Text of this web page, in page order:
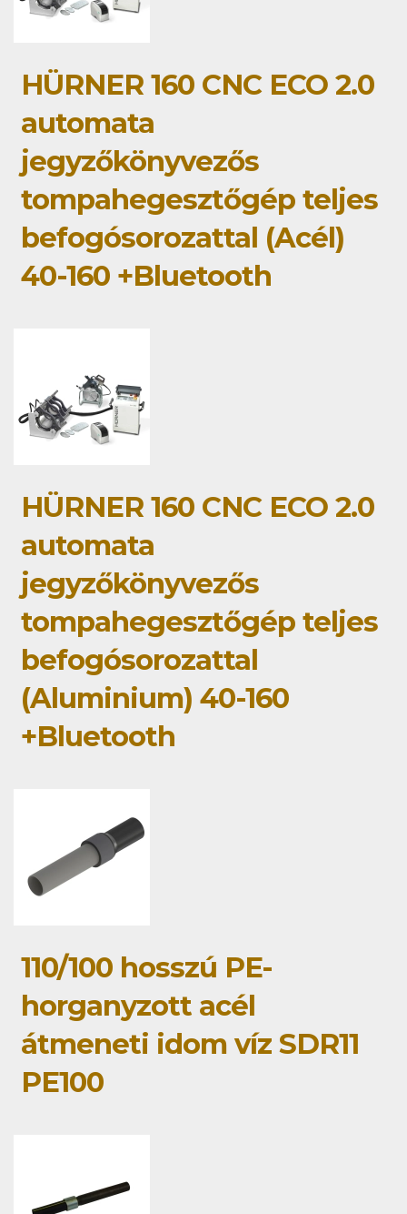
HÜRNER 160 CNC ECO 2.0
automata
jegyzőkönyvezős
tompahegesztőgép teljes
befogósorozattal (Acél)
40-160 +Bluetooth
HÜRNER 160 CNC ECO 2.0
automata
jegyzőkönyvezős
tompahegesztőgép teljes
befogósorozattal
(Aluminium) 40-160
+Bluetooth
110/100 hosszú PE-
horganyzott acél
átmeneti idom víz SDR11
PE100